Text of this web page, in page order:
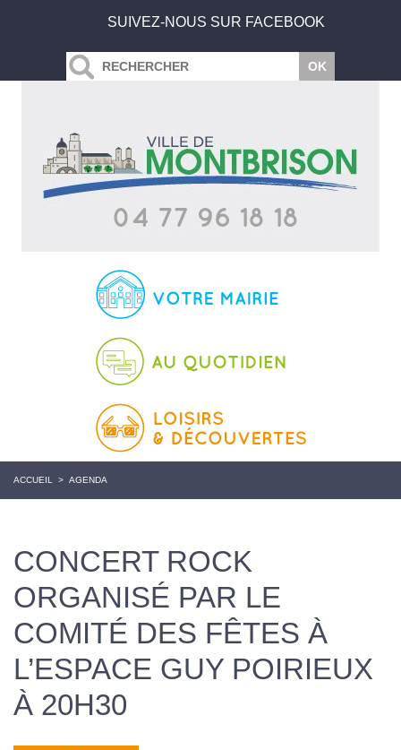
SUIVEZ-NOUS SUR FACEBOOK
ACCUEIL > AGENDA
CONCERT ROCK
ORGANISÉ PAR LE
COMITÉ DES FÊTES À
L’ESPACE GUY POIRIEUX
À 20H30